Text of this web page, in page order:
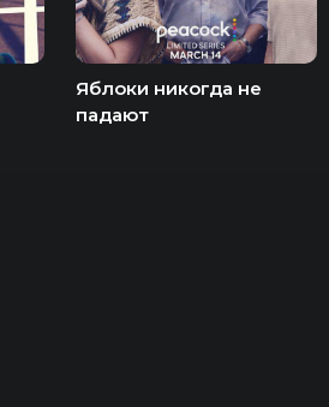
Яблоки никогда не
падают